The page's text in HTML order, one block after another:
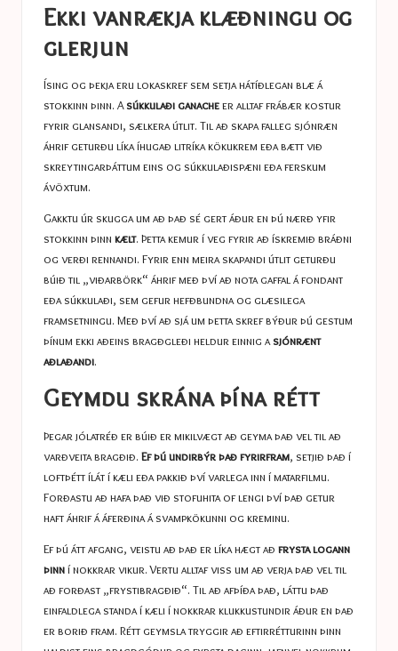
Ekki vanrækja klæðningu og
glerjun
Ísing og þekja eru lokaskref sem setja hátíðlegan blæ á
stokkinn þinn. Asúkkulaði ganacheer alltaf frábær kostur
fyrir glansandi, sælkera útlit. Til að skapa falleg sjónræn
áhrif geturðu líka íhugað litríka kökukrem eða bætt við
skreytingarþáttum eins og súkkulaðispæni eða ferskum
ávöxtum.
Gakktu úr skugga um að það sé gert áður en þú nærð yfir
stokkinn þinn kælt. Þetta kemur í veg fyrir að ískremið bráðni
og verði rennandi. Fyrir enn meira skapandi útlit geturðu
búið til „viðarbörk“ áhrif með því að nota gaffal á fondant
eða súkkulaði, sem gefur hefðbundna og glæsilega
framsetningu. Með því að sjá um þetta skref býður þú gestum
þínum ekki aðeins bragðgleði heldur einnig asjónrænt
aðlaðandi.
Geymdu skrána þína rétt
Þegar jólatréð er búið er mikilvægt að geyma það vel til að
varðveita bragðið. Ef þú undirbýr það fyrirfram, setjið það í
loftþétt ílát í kæli eða pakkið því varlega inn í matarfilmu.
Forðastu að hafa það við stofuhita of lengi því það getur
haft áhrif á áferðina á svampkökunni og kreminu.
Ef þú átt afgang, veistu að það er líka hægt að frysta logann
þinní nokkrar vikur. Vertu alltaf viss um að verja það vel til
að forðast „frystibragðið“. Til að afþíða það, láttu það
einfaldlega standa í kæli í nokkrar klukkustundir áður en það
er borið fram. Rétt geymsla tryggir að eftirrétturinn þinn